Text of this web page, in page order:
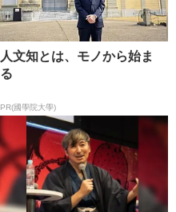
人文知とは、モノから始ま
る
PR(國學院大學)